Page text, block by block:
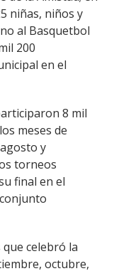
niñas, niños y
al Basquetbol
200
en el
8 mil
meses de
y
torneos
final en el
celebró la
octubre,